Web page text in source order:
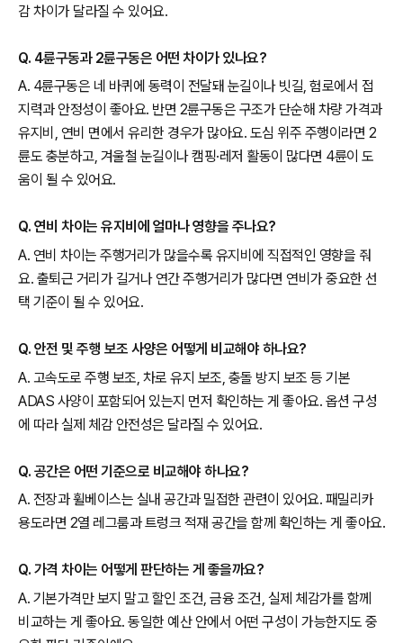
감 차이가 달라질 수 있어요.
Q. 4륜구동과 2륜구동은 어떤 차이가 있나요?
A. 4륜구동은 네 바퀴에 동력이 전달돼 눈길이나 빗길, 험로에서 접
지력과 안정성이 좋아요. 반면 2륜구동은 구조가 단순해 차량 가격과
유지비, 연비 면에서 유리한 경우가 많아요. 도심 위주 주행이라면 2
륜도 충분하고, 겨울철 눈길이나 캠핑·레저 활동이 많다면 4륜이 도
움이 될 수 있어요.
Q. 연비 차이는 유지비에 얼마나 영향을 주나요?
A. 연비 차이는 주행거리가 많을수록 유지비에 직접적인 영향을 줘
요. 출퇴근 거리가 길거나 연간 주행거리가 많다면 연비가 중요한 선
택 기준이 될 수 있어요.
Q. 안전 및 주행 보조 사양은 어떻게 비교해야 하나요?
A. 고속도로 주행 보조, 차로 유지 보조, 충돌 방지 보조 등 기본
ADAS 사양이 포함되어 있는지 먼저 확인하는 게 좋아요. 옵션 구성
에 따라 실제 체감 안전성은 달라질 수 있어요.
Q. 공간은 어떤 기준으로 비교해야 하나요?
A. 전장과 휠베이스는 실내 공간과 밀접한 관련이 있어요. 패밀리카
용도라면 2열 레그룸과 트렁크 적재 공간을 함께 확인하는 게 좋아요.
Q. 가격 차이는 어떻게 판단하는 게 좋을까요?
A. 기본가격만 보지 말고 할인 조건, 금융 조건, 실제 체감가를 함께
비교하는 게 좋아요. 동일한 예산 안에서 어떤 구성이 가능한지도 중